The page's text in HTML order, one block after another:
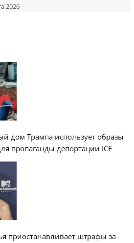
2026
дом Трампа использует образы
пропаганды депортации ICE
приостанавливает штрафы за